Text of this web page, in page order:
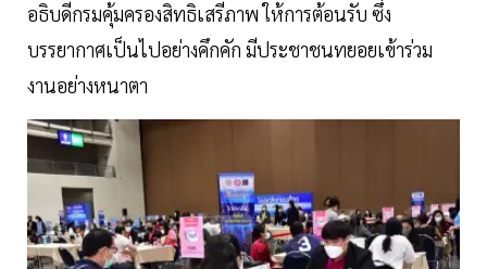
อธิบดีกรมคุ้มครองสิทธิเสรีภาพ ให้การต้อนรับ ซึ่ง
บรรยากาศเป็นไปอย่างคึกคัก มีประชาชนทยอยเข้าร่วม
งานอย่างหนาตา